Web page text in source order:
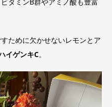
ために欠かせないレモンとア
イゲンキC。